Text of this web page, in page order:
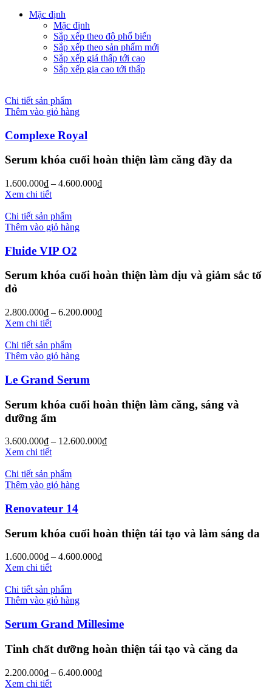
Mặc định
Mặc định
Sắp xếp theo độ phổ biến
Sắp xếp theo sản phẩm mới
Sắp xếp giá thấp tới cao
Sắp xếp gia cao tới thấp
Chi tiết sản phẩm
Thêm vào giỏ hàng
Complexe Royal
Serum khóa cuối hoàn thiện làm căng đầy da
1.600.000₫ – 4.600.000₫
Xem chi tiết
Chi tiết sản phẩm
Thêm vào giỏ hàng
Fluide VIP O2
Serum khóa cuối hoàn thiện làm dịu và giảm sắc tố
đỏ
2.800.000₫ – 6.200.000₫
Xem chi tiết
Chi tiết sản phẩm
Thêm vào giỏ hàng
Le Grand Serum
Serum khóa cuối hoàn thiện làm căng, sáng và
dưỡng ẩm
3.600.000₫ – 12.600.000₫
Xem chi tiết
Chi tiết sản phẩm
Thêm vào giỏ hàng
Renovateur 14
Serum khóa cuối hoàn thiện tái tạo và làm sáng da
1.600.000₫ – 4.600.000₫
Xem chi tiết
Chi tiết sản phẩm
Thêm vào giỏ hàng
Serum Grand Millesime
Tinh chất dưỡng hoàn thiện tái tạo và căng da
2.200.000₫ – 6.400.000₫
Xem chi tiết